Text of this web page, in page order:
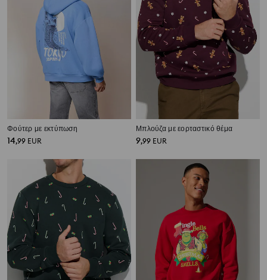
Φούτερ με εκτύπωση
14,99 EUR
Μπλούζα με εορταστικό θέμα
9,99 EUR